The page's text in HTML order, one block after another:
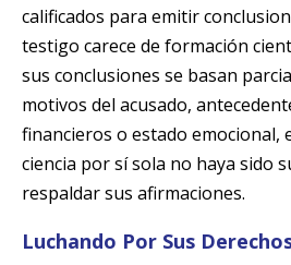
calificados para emitir
testigo carece de formación
sus conclusiones se basan
motivos del acusado,
financieros o estado emocional,
ciencia por sí sola no haya sido
respaldar sus afirmaciones.
Luchando Por Sus